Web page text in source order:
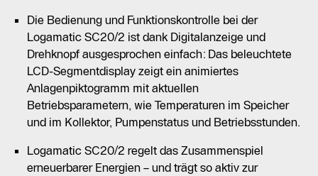
Die Bedienung und Funktionskontrolle bei der
Logamatic SC20/2 ist dank Digitalanzeige und
Drehknopf ausgesprochen einfach: Das beleuchtete
LCD-Segmentdisplay zeigt ein animiertes
Anlagenpiktogramm mit aktuellen
Betriebsparametern, wie Temperaturen im Speicher
und im Kollektor, Pumpenstatus und Betriebsstunden.
Logamatic SC20/2 regelt das Zusammenspiel
erneuerbarer Energien – und trägt so aktiv zur